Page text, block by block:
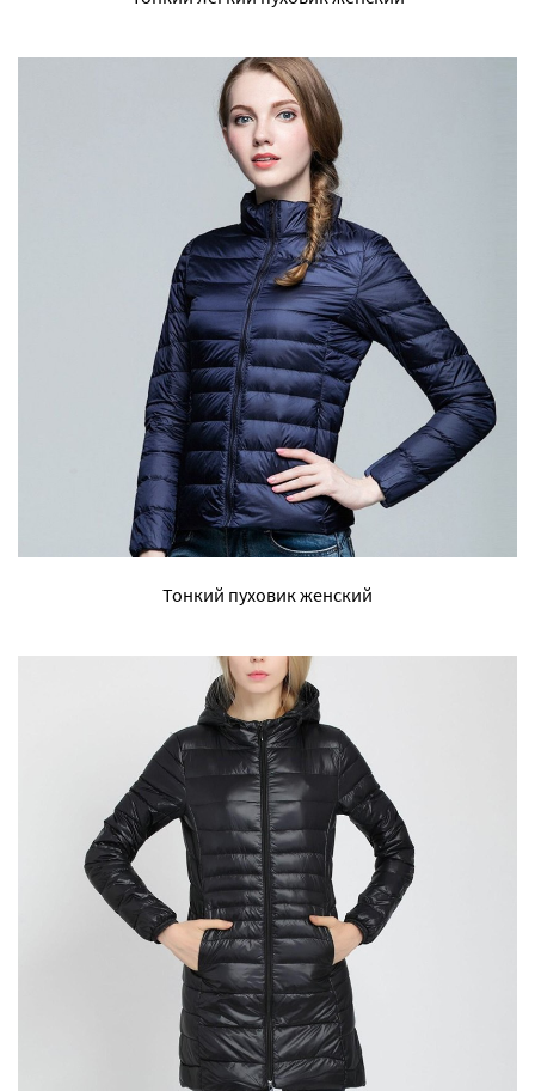
Тонкий пуховик женский